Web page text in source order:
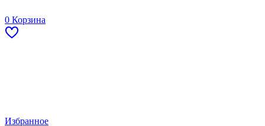
0 Корзина
Избранное